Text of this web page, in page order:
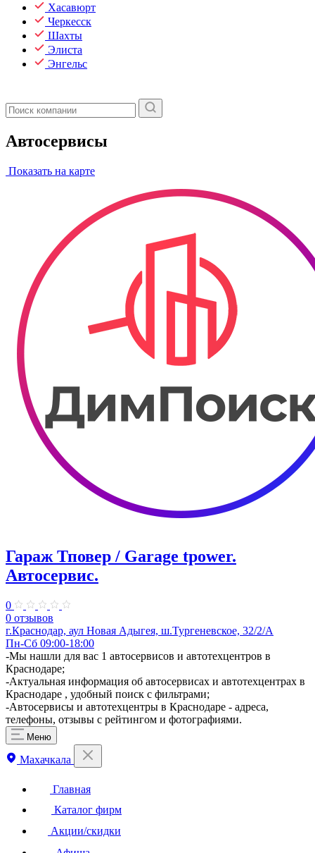
Хасавюрт
Черкесск
Шахты
Элиста
Энгельс
Автосервисы
Показать на карте
Гараж Тповер / Garage tpower.
Автосервис.
0
0 отзывов
г.Краснодар, аул Новая Адыгея, ш.Тургеневское, 32/2/А
Пн-Сб 09:00-18:00
-Мы нашли для вас 1 автосервисов и автотехцентров в
Краснодаре;
-Актуальная информация об автосервисах и автотехцентрах в
Краснодаре , удобный поиск с фильтрами;
-Автосервисы и автотехцентры в Краснодаре - адреса,
телефоны, отзывы с рейтингом и фотографиями.
Меню
Махачкала
Главная
Каталог фирм
Акции/скидки